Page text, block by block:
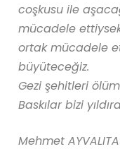
coşkusu ile
mücadele
ortak mücadele
büyüteceğiz.
Gezi şehitleri
Baskılar bizi
Mehmet